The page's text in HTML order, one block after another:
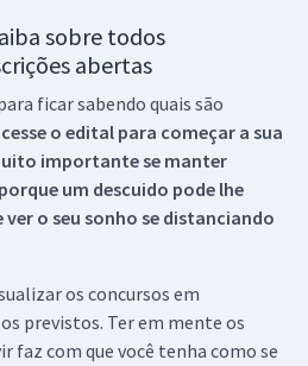
sobre todos
abertas
ficar sabendo quais são
o edital para começar a sua
importante se manter
um descuido pode lhe
o seu sonho se distanciando
os concursos em
previstos. Ter em mente os
faz com que você tenha como se